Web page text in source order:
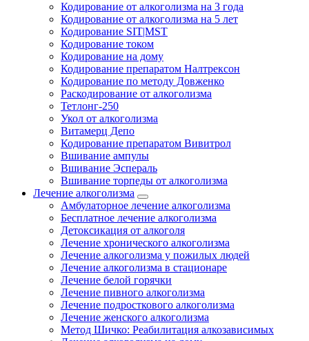
Кодирование от алкоголизма на 3 года
Кодирование от алкоголизма на 5 лет
Кодирование SIT|MST
Кодирование током
Кодирование на дому
Кодирование препаратом Налтрексон
Кодирование по методу Довженко
Раскодирование от алкоголизма
Тетлонг-250
Укол от алкоголизма
Витамерц Депо
Кодирование препаратом Вивитрол
Вшивание ампулы
Вшивание Эспераль
Вшивание торпеды от алкоголизма
Лечение алкоголизма
Амбулаторное лечение алкоголизма
Бесплатное лечение алкоголизма
Детоксикация от алкоголя
Лечение хронического алкоголизма
Лечение алкоголизма у пожилых людей
Лечение алкоголизма в стационаре
Лечение белой горячки
Лечение пивного алкоголизма
Лечение подросткового алкоголизма
Лечение женского алкоголизма
Метод Шичко: Реабилитация алкозависимых